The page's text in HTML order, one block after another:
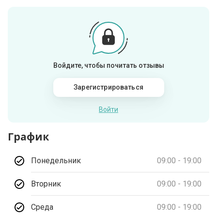
Войдите, чтобы почитать отзывы
Зарегистрироваться
Войти
График
Понедельник 09:00 - 19:00
Вторник 09:00 - 19:00
Среда 09:00 - 19:00